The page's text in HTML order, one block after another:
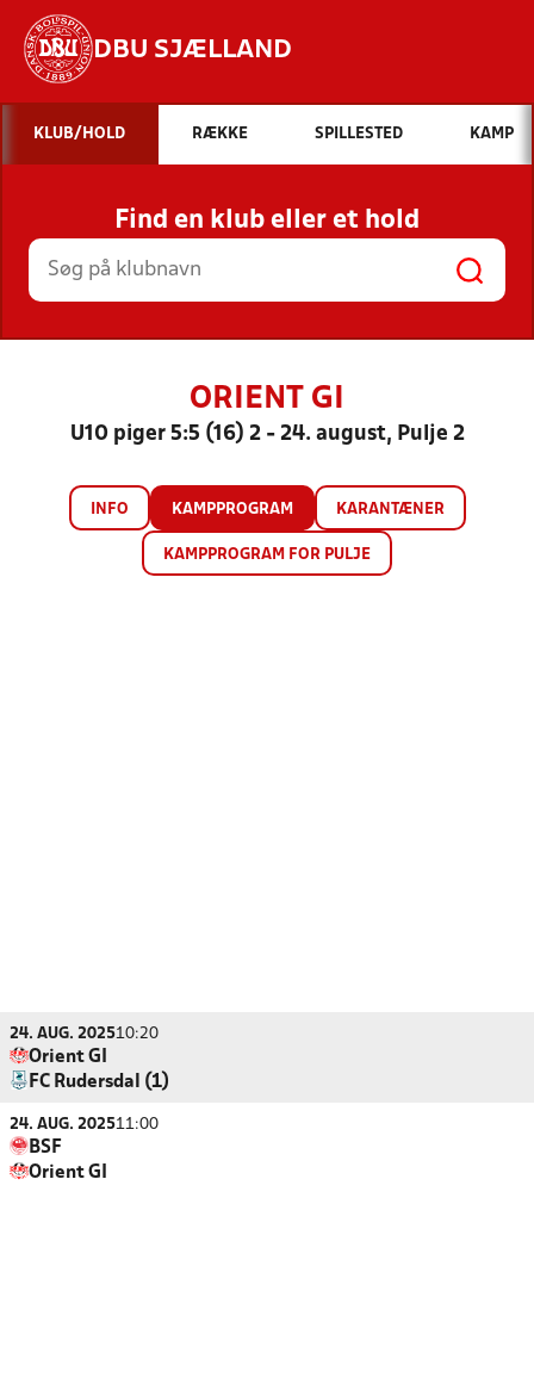
DBU SJÆLLAND
Hvad vil du søge efter?
INDHOLD OG NYHEDER
STILLINGER, RESULTATER, KLUBBER OG
HOLD
KLUB/HOLD RÆKKE SPILLESTED KAMP
Find en klub eller et hold
ORIENT GI
U10 piger 5:5 (16) 2 - 24. august, Pulje 2
INFO KAMPPROGRAM KARANTÆNER
KAMPPROGRAM FOR PULJE
24. AUG. 202510:20
Orient GI
FC Rudersdal (1)
24. AUG. 202511:00
BSF
Orient GI